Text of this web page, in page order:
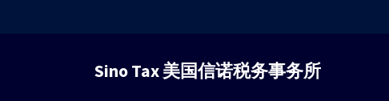
Sino Tax 美国信诺税务事务所